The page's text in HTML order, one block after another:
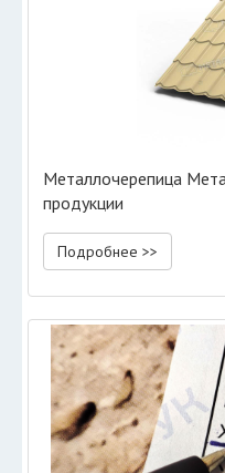
Металлочерепица
продукции
Подробнее >>